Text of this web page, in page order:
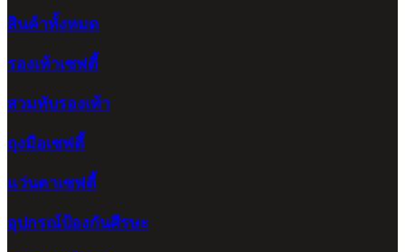
สินค้าทั้งหมด
รองเท้าเซฟตี้
สวมทับรองเท้า
ถุงมือเซฟตี้
แว่นตาเซฟตี้
อุปกรณ์ป้องกันศีรษะ